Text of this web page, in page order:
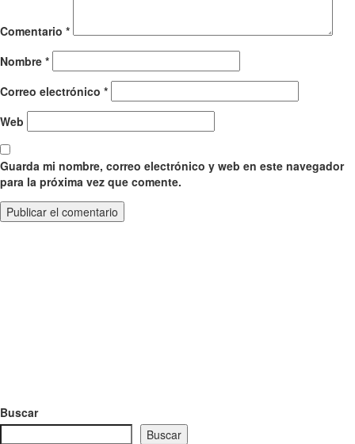
Comentario *
Nombre *
Correo electrónico *
Web
Guarda mi nombre, correo electrónico y web en este navegador
para la próxima vez que comente.
Buscar
Buscar